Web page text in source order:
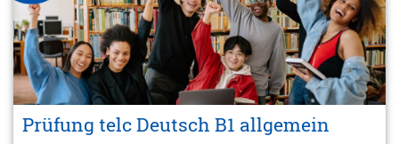
Prüfung telc Deutsch B1 allgemein